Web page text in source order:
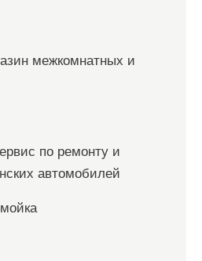
межкомнатных и
по ремонту и
автомобилей